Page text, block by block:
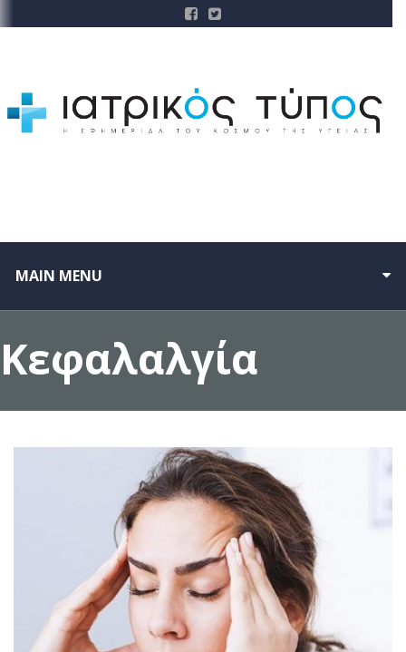
MAIN MENU
Κεφαλαλγία